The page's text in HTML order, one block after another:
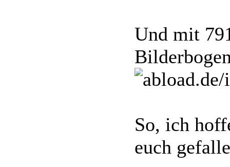
Und mit
So, ich
euch